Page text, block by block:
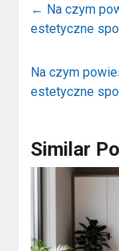
← Na czym
estetyczne
Na czym
estetyczne
Similar